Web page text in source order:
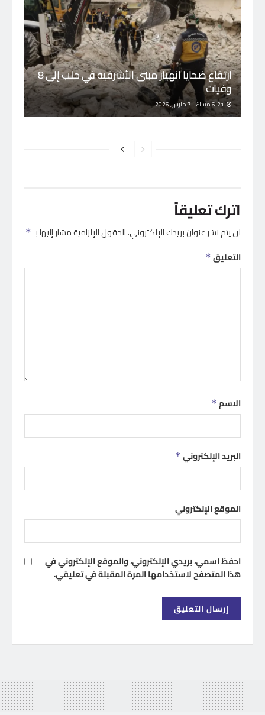
ارتفاع ضحايا انهيار مبنى الأشرفية في حلب إلى 8
وفيات
اترك تعليقاً
لن يتم نشر عنوان بريدك الإلكتروني.الحقول الإلزامية مشار إليها بـ *
التعليق *
الاسم *
البريد الإلكتروني *
الموقع الإلكتروني
احفظ اسمي، بريدي الإلكتروني، والموقع الإلكتروني في
هذا المتصفح لاستخدامها المرة المقبلة في تعليقي.